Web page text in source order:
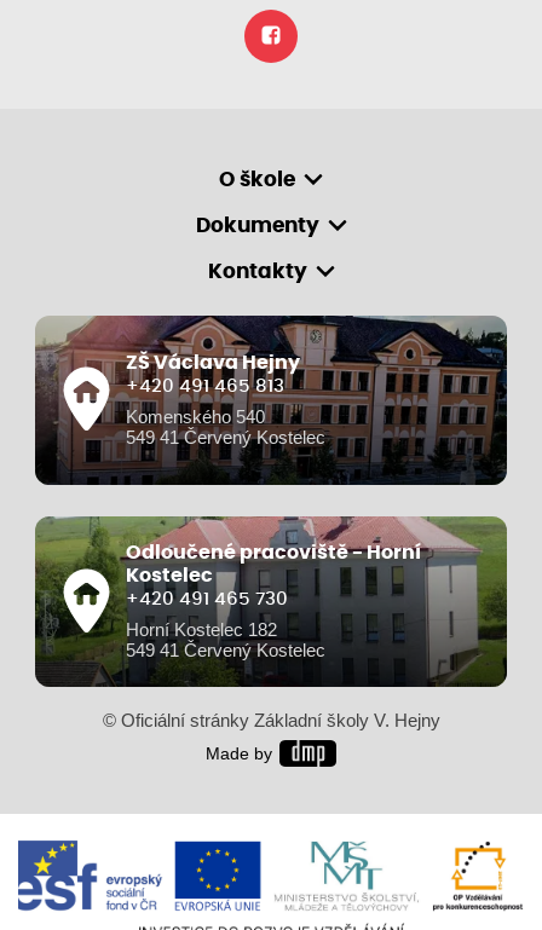
O škole
Dokumenty
Kontakty
ZŠ Václava Hejny
+420 491 465 813
Komenského 540
549 41 Červený Kostelec
Odloučené pracoviště - Horní
Kostelec
+420 491 465 730
Horní Kostelec 182
549 41 Červený Kostelec
© Oficiální stránky Základní školy V. Hejny
Made by